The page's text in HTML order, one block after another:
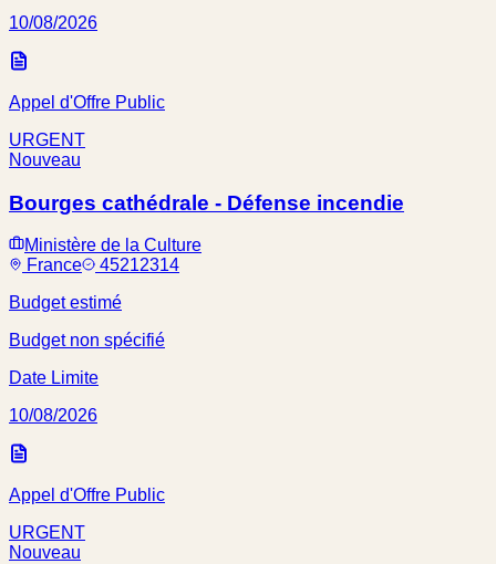
10/08/2026
Appel d'Offre Public
URGENT
Nouveau
Bourges cathédrale - Défense incendie
Ministère de la Culture
France
45212314
Budget estimé
Budget non spécifié
Date Limite
10/08/2026
Appel d'Offre Public
URGENT
Nouveau